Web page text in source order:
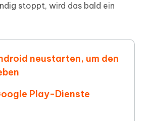
stoppt, wird das bald ein
neustarten, um den
Play-Dienste